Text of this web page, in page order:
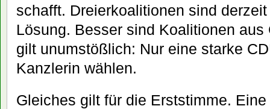
schafft. Dreierkoalitionen sind
Lösung. Besser sind Koalitionen
gilt unumstößlich: Nur eine starke
Kanzlerin wählen.
Gleiches gilt für die Erststimme.